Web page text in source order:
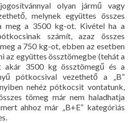
olyan jármű vagy
melynek együttes összes
meg a 3500 kg-ot. Kivétel ha a
számít, azaz összes
a 750 kg-ot, ebben az esetben
az együttes össztömegbe (tehát a
akár 3500 kg össztömegű és a
pótkocsival vezethető a „B”
nehéz pótkocsit vontatunk,
tömeg már nem haladhatja
ahhoz már „B+E” kategóriás